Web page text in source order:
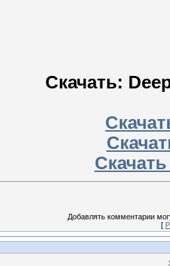
Скачать:
Добавлять комментарии
[